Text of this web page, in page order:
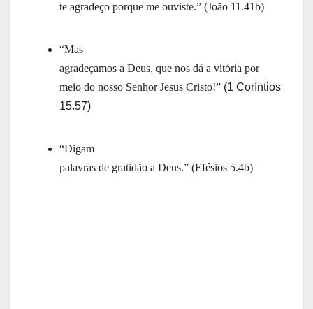
te agradeço porque me ouviste.” (João 11.41b)
“Mas
agradeçamos a Deus, que nos dá a vitória por
meio do nosso Senhor Jesus Cristo!” (1 Coríntios
15.57)
“Digam
palavras de gratidão a Deus.” (Efésios 5.4b)